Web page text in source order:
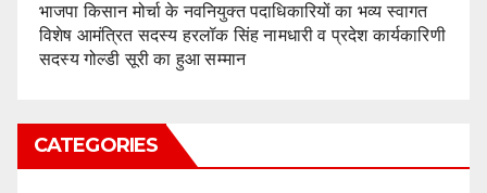
भाजपा किसान मोर्चा के नवनियुक्त पदाधिकारियों का भव्य स्वागत
विशेष आमंत्रित सदस्य हरलॉक सिंह नामधारी व प्रदेश कार्यकारिणी
सदस्य गोल्डी सूरी का हुआ सम्मान
CATEGORIES